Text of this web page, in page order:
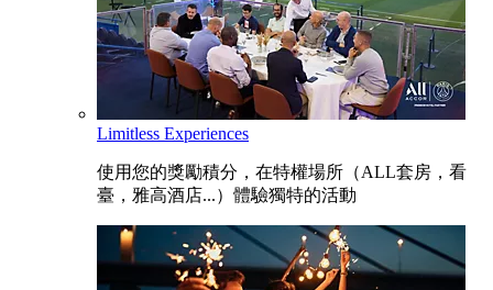
Limitless Experiences
使用您的獎勵積分，在特權場所（ALL套房，看
臺，雅高酒店...）體驗獨特的活動